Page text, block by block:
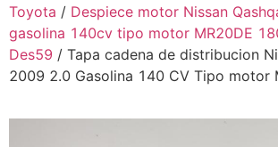
Toyota / Despiece motor Nissan
gasolina 140cv tipo motor MR20DE
Des59 / Tapa cadena de distribucion
2009 2.0 Gasolina 140 CV Tipo motor